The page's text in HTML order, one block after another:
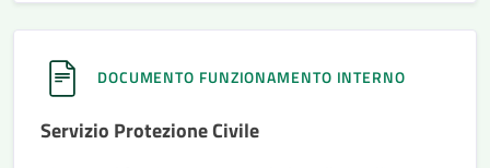
DOCUMENTO FUNZIONAMENTO INTERNO
Servizio Protezione Civile